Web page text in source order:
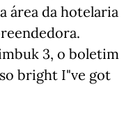
área da hotelaria
3, o boletim
bright I"ve got